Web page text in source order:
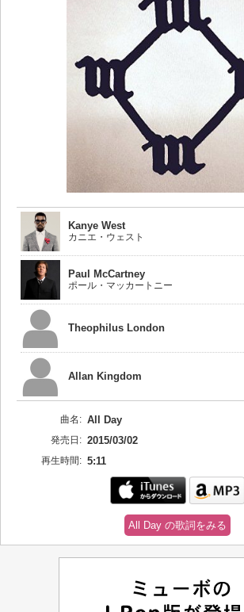
Kanye West
カニエ・ウェスト
Paul McCartney
ポール・マッカートニー
Theophilus London
Allan Kingdom
曲名: All Day
発売日: 2015/03/02
再生時間: 5:11
All Day の歌詞をみる